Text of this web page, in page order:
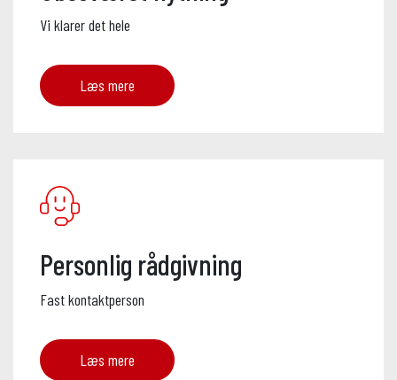
Vi klarer det hele
Læs mere
Personlig rådgivning
Fast kontaktperson
Læs mere